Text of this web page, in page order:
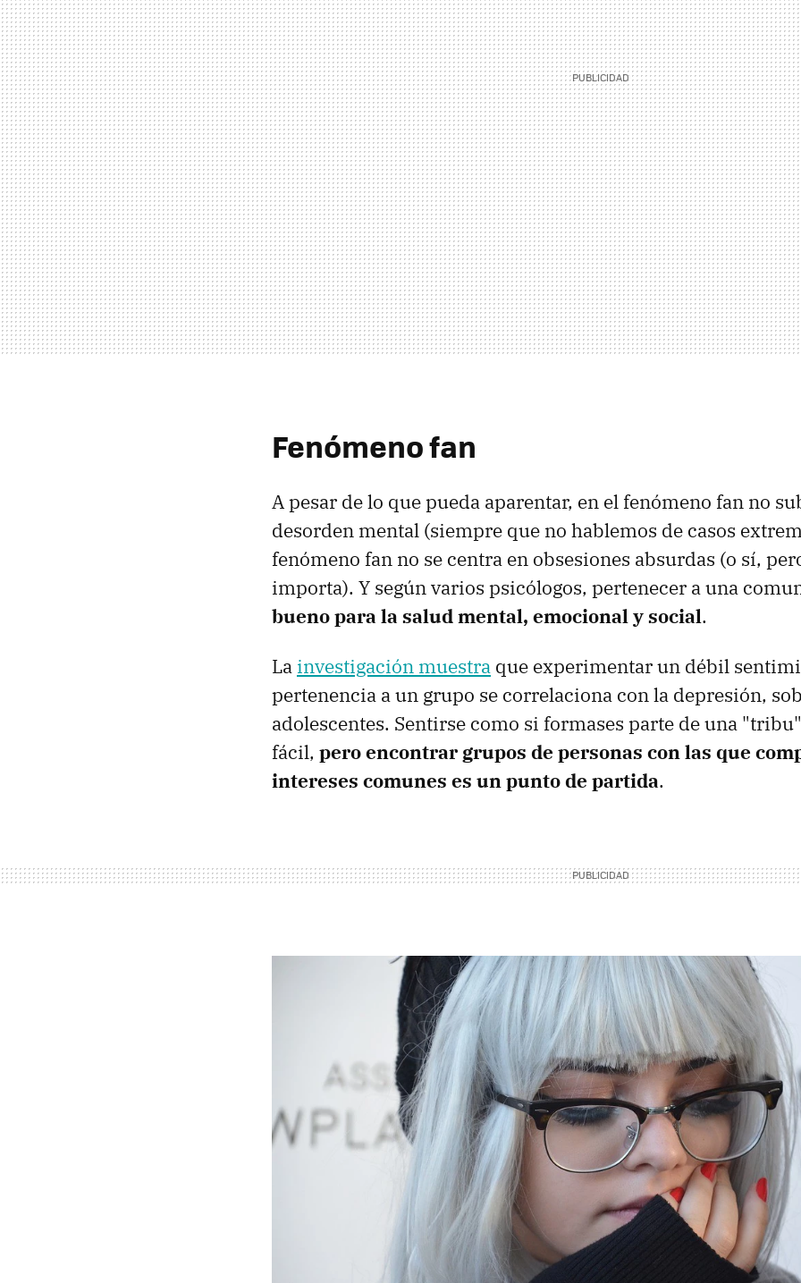
Fenómeno fan
A pesar de lo que pueda aparentar, en el fenómeno fan no
desorden mental (siempre que no hablemos de casos
fenómeno fan no se centra en obsesiones absurdas (o sí,
importa). Y según varios psicólogos, pertenecer a una
bueno para la salud mental, emocional y social.
La investigación muestra que experimentar un débil
pertenencia a un grupo se correlaciona con la depresión,
adolescentes. Sentirse como si formases parte de una
fácil, pero encontrar grupos de personas con las que
intereses comunes es un punto de partida.